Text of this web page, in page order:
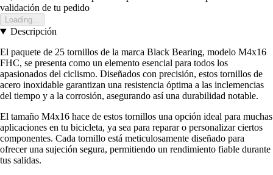
validación de tu pedido
Loading...
Descripción
El paquete de 25 tornillos de la marca Black Bearing, modelo M4x16
FHC, se presenta como un elemento esencial para todos los
apasionados del ciclismo. Diseñados con precisión, estos tornillos de
acero inoxidable garantizan una resistencia óptima a las inclemencias
del tiempo y a la corrosión, asegurando así una durabilidad notable.
El tamaño M4x16 hace de estos tornillos una opción ideal para muchas
aplicaciones en tu bicicleta, ya sea para reparar o personalizar ciertos
componentes. Cada tornillo está meticulosamente diseñado para
ofrecer una sujeción segura, permitiendo un rendimiento fiable durante
tus salidas.